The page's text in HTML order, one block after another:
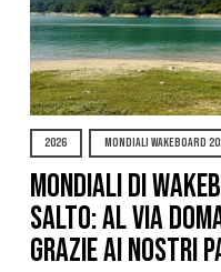
2026 MONDIALI WAKEBOARD
Mondiali di
Salto: al via
grazie ai nostri